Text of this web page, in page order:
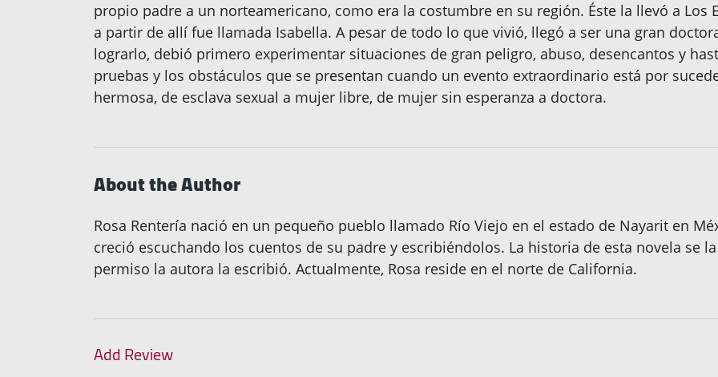
propio padre a un norteamericano, como era la costumbre en su región. Éste la llevó a Los
a partir de allí fue llamada Isabella. A pesar de todo lo que vivió, llegó a ser una gran
lograrlo, debió primero experimentar situaciones de gran peligro, abuso, desencantos y
pruebas y los obstáculos que se presentan cuando un evento extraordinario está por
hermosa, de esclava sexual a mujer libre, de mujer sin esperanza a doctora.
About the Author
Rosa Rentería nació en un pequeño pueblo llamado Río Viejo en el estado de Nayarit en
creció escuchando los cuentos de su padre y escribiéndolos. La historia de esta novela se
permiso la autora la escribió. Actualmente, Rosa reside en el norte de California.
Add Review